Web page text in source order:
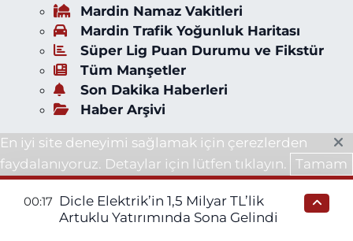
Mardin Namaz Vakitleri
Mardin Trafik Yoğunluk Haritası
Süper Lig Puan Durumu ve Fikstür
Tüm Manşetler
Son Dakika Haberleri
Haber Arşivi
En iyi site deneyimi sağlamak için çerezlerden
faydalanıyoruz. Detaylar için lütfen tıklayın.
Tamam
00:17
Dicle Elektrik’in 1,5 Milyar TL’lik
Artuklu Yatırımında Sona Gelindi